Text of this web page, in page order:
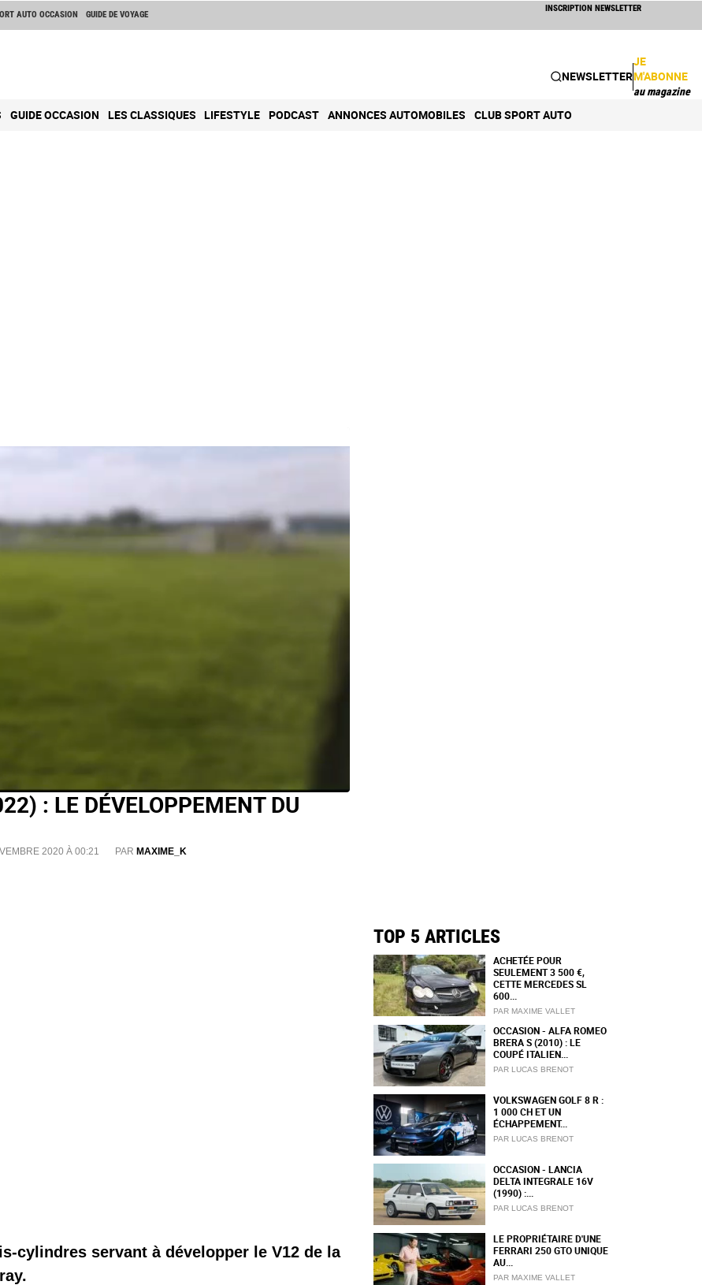
AUTO OCCASION GUIDE DE VOYAGE
INSCRIPTION NEWSLETTER
NEWSLETTER
JE
M'ABONNE
au magazine
GUIDE OCCASION LES CLASSIQUES LIFESTYLE PODCAST ANNONCES AUTOMOBILES CLUB SPORT AUTO
: LE DÉVELOPPEMENT DU
2020 À 00:21 PAR MAXIME_K
cylindres servant à développer le V12 de la
TOP 5 ARTICLES
ACHETÉE POUR
SEULEMENT 3 500 €,
CETTE MERCEDES SL
600...
PAR MAXIME VALLET
OCCASION - ALFA ROMEO
BRERA S (2010) : LE
COUPÉ ITALIEN...
PAR LUCAS BRENOT
VOLKSWAGEN GOLF 8 R :
1 000 CH ET UN
ÉCHAPPEMENT...
PAR LUCAS BRENOT
OCCASION - LANCIA
DELTA INTEGRALE 16V
(1990) :...
PAR LUCAS BRENOT
LE PROPRIÉTAIRE D'UNE
FERRARI 250 GTO UNIQUE
AU...
PAR MAXIME VALLET